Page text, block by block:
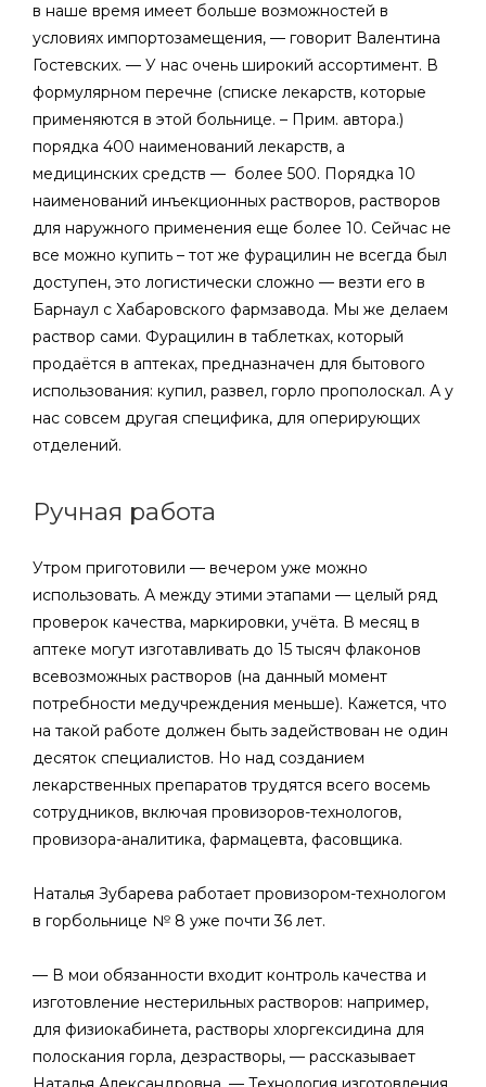
в наше время имеет больше возможностей в
условиях импортозамещения, — говорит Валентина
Гостевских. — У нас очень широкий ассортимент. В
формулярном перечне (списке лекарств, которые
применяются в этой больнице. – Прим. автора.)
порядка 400 наименований лекарств, а
медицинских средств — более 500. Порядка 10
наименований инъекционных растворов, растворов
для наружного применения еще более 10. Сейчас не
все можно купить – тот же фурацилин не всегда был
доступен, это логистически сложно — везти его в
Барнаул с Хабаровского фармзавода. Мы же делаем
раствор сами. Фурацилин в таблетках, который
продаётся в аптеках, предназначен для бытового
использования: купил, развел, горло прополоскал. А у
нас совсем другая специфика, для оперирующих
отделений.
Ручная работа
Утром приготовили — вечером уже можно
использовать. А между этими этапами — целый ряд
проверок качества, маркировки, учёта. В месяц в
аптеке могут изготавливать до 15 тысяч флаконов
всевозможных растворов (на данный момент
потребности медучреждения меньше). Кажется, что
на такой работе должен быть задействован не один
десяток специалистов. Но над созданием
лекарственных препаратов трудятся всего восемь
сотрудников, включая провизоров-технологов,
провизора-аналитика, фармацевта, фасовщика.
Наталья Зубарева работает провизором-технологом
в горбольнице № 8 уже почти 36 лет.
— В мои обязанности входит контроль качества и
изготовление нестерильных растворов: например,
для физиокабинета, растворы хлоргексидина для
полоскания горла, дезрастворы, — рассказывает